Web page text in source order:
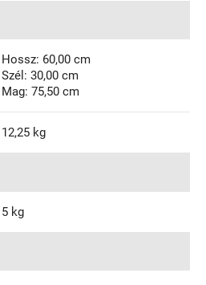
Hossz: 60,00 cm
Szél: 30,00 cm
Mag: 75,50 cm
12,25 kg
5 kg